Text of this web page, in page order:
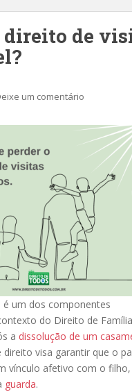
direito de
um comentário
é um dos componentes
do Direito de
a dissolução de um
direito visa garantir que o
vínculo afetivo com o
guarda.